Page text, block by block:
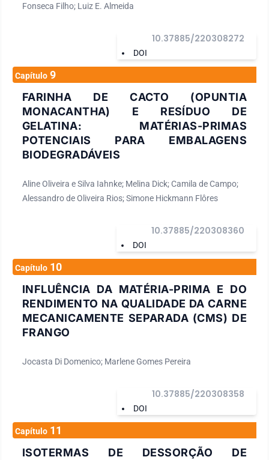
Fonseca Filho; Luiz E. Almeida
DOI
10.37885/220308272
Capítulo 9
FARINHA DE CACTO (OPUNTIA
MONACANTHA) E RESÍDUO DE
GELATINA: MATÉRIAS-PRIMAS
POTENCIAIS PARA EMBALAGENS
BIODEGRADÁVEIS
Aline Oliveira e Silva Iahnke; Melina Dick; Camila de Campo;
Alessandro de Oliveira Rios; Simone Hickmann Flôres
DOI
10.37885/220308360
Capítulo 10
INFLUÊNCIA DA MATÉRIA-PRIMA E DO
RENDIMENTO NA QUALIDADE DA CARNE
MECANICAMENTE SEPARADA (CMS) DE
FRANGO
Jocasta Di Domenico; Marlene Gomes Pereira
DOI
10.37885/220308358
Capítulo 11
ISOTERMAS DE DESSORÇÃO DE